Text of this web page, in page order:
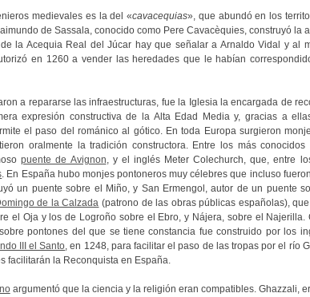
medievales es la del «cavacequias», que abundó en los
de Sassala, conocido como Pere Cavacèquies, construyó la
la Acequia Real del Júcar hay que señalar a Arnaldo Vidal y al
en 1260 a vender las heredades que le habían
a repararse las infraestructuras, fue la Iglesia la encargada de
expresión constructiva de la Alta Edad Media y, gracias a
el paso del románico al gótico. En toda Europa surgieron
oralmente la tradición constructora. Entre los más conocidos
puente de Avignon, y el inglés Meter Colechurch, que, entre
. En España hubo monjes pontoneros muy célebres que incluso
un puente sobre el Miño, y San Ermengol, autor de un puente
de la Calzada (patrono de las obras públicas españolas),
el Oja y los de Logroño sobre el Ebro, y Nájera, sobre el Najerilla.
pontones del que se tiene constancia fue construido por los
III el Santo, en 1248, para facilitar el paso de las tropas por el río
facilitarán la Reconquista en España.
argumentó que la ciencia y la religión eran compatibles. Ghazzali,